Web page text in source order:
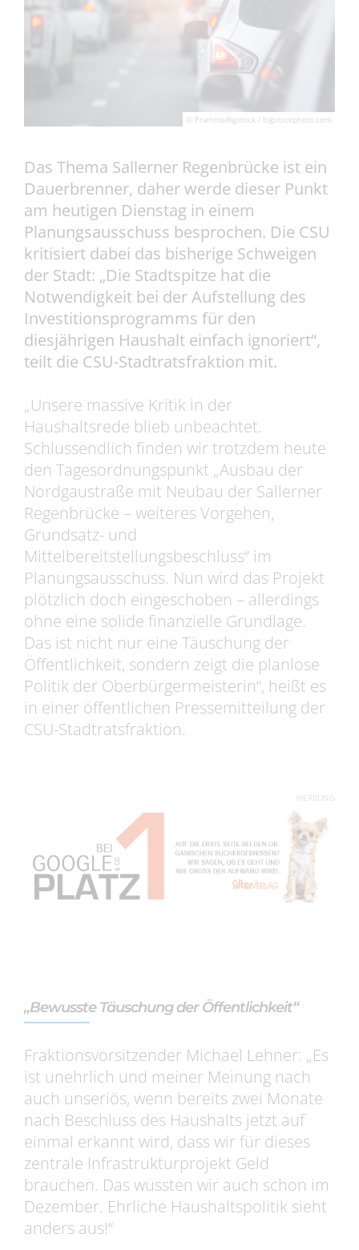
© PramoteBigstock / bigstockphoto.com
Das Thema Sallerner Regenbrücke ist ein
Dauerbrenner, daher werde dieser Punkt
am heutigen Dienstag in einem
Planungsausschuss besprochen. Die CSU
kritisiert dabei das bisherige Schweigen
der Stadt: „Die Stadtspitze hat die
Notwendigkeit bei der Aufstellung des
Investitionsprogramms für den
diesjährigen Haushalt einfach ignoriert“,
teilt die CSU-Stadtratsfraktion mit.
„Unsere massive Kritik in der
Haushaltsrede blieb unbeachtet.
Schlussendlich finden wir trotzdem heute
den Tagesordnungspunkt „Ausbau der
Nordgaustraße mit Neubau der Sallerner
Regenbrücke – weiteres Vorgehen,
Grundsatz- und
Mittelbereitstellungsbeschluss“ im
Planungsausschuss. Nun wird das Projekt
plötzlich doch eingeschoben – allerdings
ohne eine solide finanzielle Grundlage.
Das ist nicht nur eine Täuschung der
Öffentlichkeit, sondern zeigt die planlose
Politik der Oberbürgermeisterin“, heißt es
in einer öffentlichen Pressemitteilung der
CSU-Stadtratsfraktion.
WERBUNG
„Bewusste Täuschung der Öffentlichkeit“
Fraktionsvorsitzender Michael Lehner: „Es
ist unehrlich und meiner Meinung nach
auch unseriös, wenn bereits zwei Monate
nach Beschluss des Haushalts jetzt auf
einmal erkannt wird, dass wir für dieses
zentrale Infrastrukturprojekt Geld
brauchen. Das wussten wir auch schon im
Dezember. Ehrliche Haushaltspolitik sieht
anders aus!“